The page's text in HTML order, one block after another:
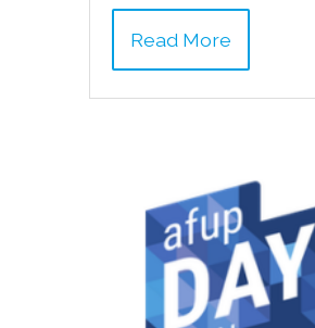
Read More